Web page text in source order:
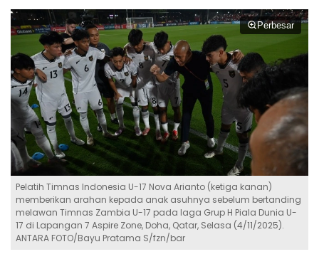
Perbesar
Pelatih Timnas Indonesia U-17 Nova Arianto (ketiga kanan)
memberikan arahan kepada anak asuhnya sebelum bertanding
melawan Timnas Zambia U-17 pada laga Grup H Piala Dunia U-
17 di Lapangan 7 Aspire Zone, Doha, Qatar, Selasa (4/11/2025).
ANTARA FOTO/Bayu Pratama S/fzn/bar